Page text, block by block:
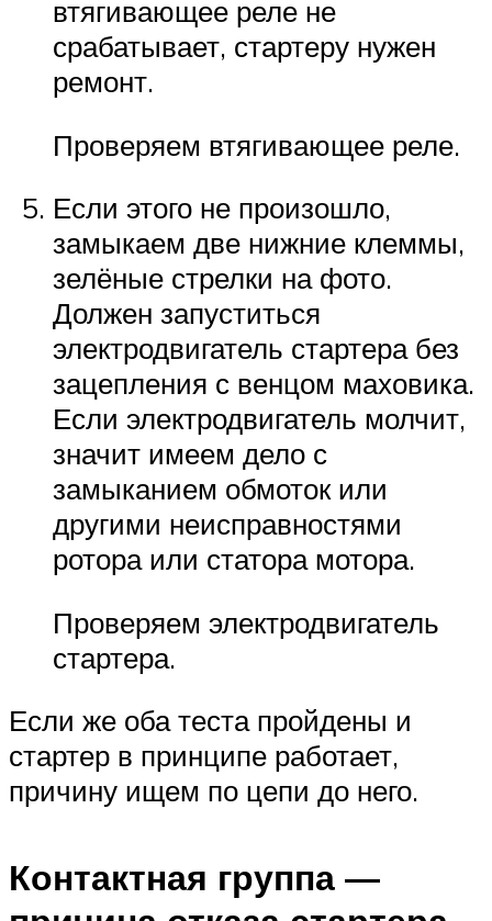
втягивающее реле не
срабатывает, стартеру нужен
ремонт.
Проверяем втягивающее реле.
Если этого не произошло,
замыкаем две нижние клеммы,
зелёные стрелки на фото.
Должен запуститься
электродвигатель стартера без
зацепления с венцом маховика.
Если электродвигатель молчит,
значит имеем дело с
замыканием обмоток или
другими неисправностями
ротора или статора мотора.
Проверяем электродвигатель
стартера.
Если же оба теста пройдены и
стартер в принципе работает,
причину ищем по цепи до него.
Контактная группа —